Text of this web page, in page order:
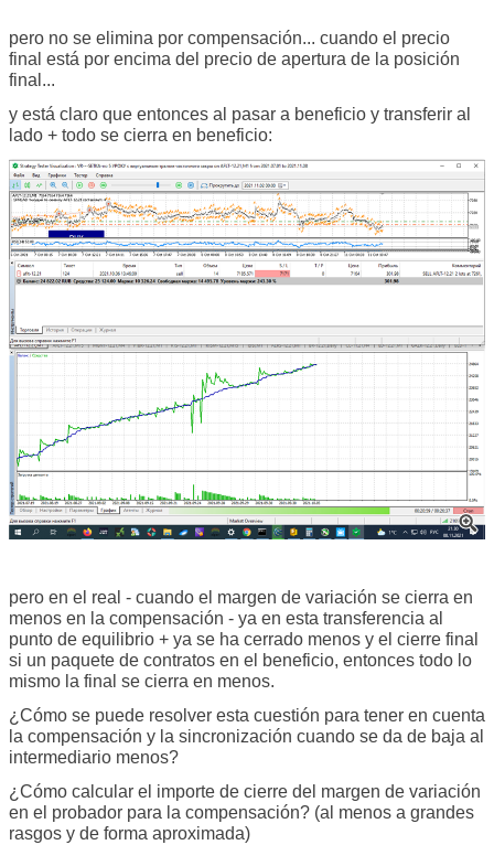
pero no se elimina por compensación... cuando el precio
final está por encima del precio de apertura de la posición
final...
y está claro que entonces al pasar a beneficio y transferir al
lado + todo se cierra en beneficio:
pero en el real - cuando el margen de variación se cierra en
menos en la compensación - ya en esta transferencia al
punto de equilibrio + ya se ha cerrado menos y el cierre final
si un paquete de contratos en el beneficio, entonces todo lo
mismo la final se cierra en menos.
¿Cómo se puede resolver esta cuestión para tener en cuenta
la compensación y la sincronización cuando se da de baja al
intermediario menos?
¿Cómo calcular el importe de cierre del margen de variación
en el probador para la compensación? (al menos a grandes
rasgos y de forma aproximada)